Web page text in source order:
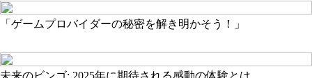
「ゲームプロバイダーの秘密を解き明かそう！」
未来のビンゴ: 2025年に期待される感動の体験とは